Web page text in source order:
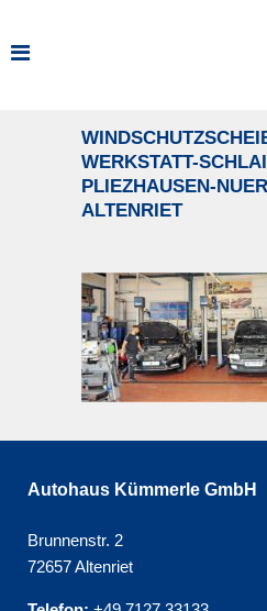
WERKSTATT-
PLIEZHAUSEN-
ALTENRIET
Autohaus Kümmerle GmbH
Brunnenstr. 2
72657 Altenriet